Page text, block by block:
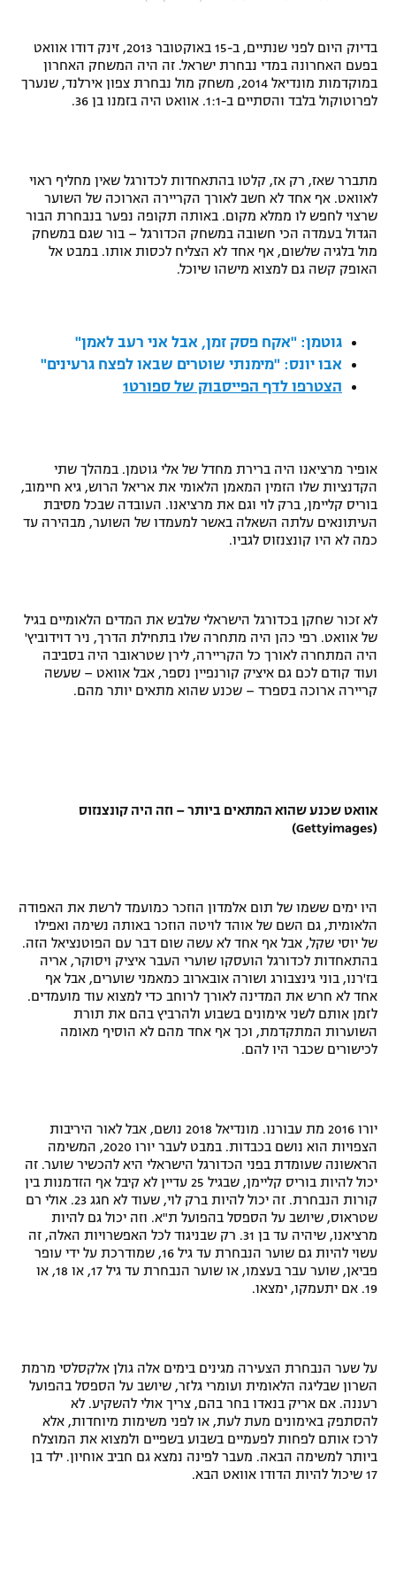
משתתפים וזוכים בפרסים
תקנון עבור פעילות אלקטרה
תקנון עבור פעילות ספורט 1 – "מרלן"
גיימינג E-Sports
תנאי שימוש
תקנון פעילות ספורט 1
לוח דרושים – ג'ובנט
תגיות
ספורט מוטורי
בייסבול MLB
ספורט אתגרי ואקסטרים
בדיוק היום לפני שנתיים, ב-15 באוקטובר 2013, זינק דודו אוואט
בפעם האחרונה במדי נבחרת ישראל. זה היה המשחק האחרון
במוקדמות מונדיאל 2014, משחק מול נבחרת צפון אירלנד, שנערך
לפרוטוקול בלבד והסתיים ב-1:1. אוואט היה בזמנו בן 36.
מתברר שאז, רק אז, קלטו בהתאחדות לכדורגל שאין מחליף ראוי
לאוואט. אף אחד לא חשב לאורך הקריירה הארוכה של השוער
שרצוי לחפש לו ממלא מקום. באותה תקופה נפער בנבחרת הבור
הגדול בעמדה הכי חשובה במשחק הכדורגל – בור שגם במשחק
מול בלגיה שלשום, אף אחד לא הצליח לכסות אותו. במבט אל
האופק קשה גם למצוא מישהו שיוכל.
גוטמן: "אקח פסק זמן, אבל אני רעב לאמן"
אבו יונס: "מימנתי שוטרים שבאו לפצח גרעינים"
הצטרפו לדף הפייסבוק של ספורט1
אופיר מרציאנו היה ברירת מחדל של אלי גוטמן. במהלך שתי
הקדנציות שלו הזמין המאמן הלאומי את אריאל הרוש, גיא חיימוב,
בוריס קליימן, ברק לוי וגם את מרציאנו. העובדה שבכל מסיבת
העיתונאים עלתה השאלה באשר למעמדו של השוער, מבהירה עד
כמה לא היו קונצנזוס לגביו.
לא זכור שחקן בכדורגל הישראלי שלבש את המדים הלאומיים בגיל
של אוואט. רפי כהן היה מתחרה שלו בתחילת הדרך, ניר דוידוביץ'
היה המתחרה לאורך כל הקריירה, לירן שטראובר היה בסביבה
ועוד קודם לכם גם איציק קורנפיין נספר, אבל אוואט – שעשה
קריירה ארוכה בספרד – שכנע שהוא מתאים יותר מהם.
אוואט שכנע שהוא המתאים ביותר – וזה היה קונצנזוס
(Gettyimages)
היו ימים ששמו של תום אלמדון הוזכר כמועמד לרשת את האפודה
הלאומית, גם השם של אוהד לויטה הוזכר באותה נשימה ואפילו
של יוסי שקל, אבל אף אחד לא עשה שום דבר עם הפוטנציאל הזה.
בהתאחדות לכדורגל הועסקו שוערי העבר איציק ויסוקר, אריה
בז'רנו, בוני גינצבורג ושורה אובארוב כמאמני שוערים, אבל אף
אחד לא חרש את המדינה לאורך לרוחב כדי למצוא עוד מועמדים.
לזמן אותם לשני אימונים בשבוע ולהרביץ בהם את תורת
השוערות המתקדמת, וכך אף אחד מהם לא הוסיף מאומה
לכישורים שכבר היו להם.
יורו 2016 מת עבורנו. מונדיאל 2018 נושם, אבל לאור היריבות
הצפויות הוא נושם בכבדות. במבט לעבר יורו 2020, המשימה
הראשונה שעומדת בפני הכדורגל הישראלי היא להכשיר שוער. זה
יכול להיות בוריס קליימן, שבגיל 25 עדיין לא קיבל אף הזדמנות בין
קורות הנבחרת. זה יכול להיות ברק לוי, שעוד לא חגג 23. אולי רם
שטראוס, שיושב על הספסל בהפועל ת"א. וזה יכול גם להיות
מרציאנו, שיהיה עד בן 31. רק שבניגוד לכל האפשרויות האלה, זה
עשוי להיות גם שוער הנבחרת עד גיל 16, שמודרכת על ידי עופר
פביאן, שוער עבר בעצמו, או שוער הנבחרת עד גיל 17, או 18, או
19. אם יתעמקו, ימצאו.
על שער הנבחרת הצעירה מגינים בימים אלה גולן אלקסלסי מרמת
השרון שבליגה הלאומית ועומרי גלזר, שיושב על הספסל בהפועל
רעננה. אם אריק בנאדו בחר בהם, צריך אולי להשקיע. לא
להסתפק באימונים מעת לעת, או לפני משימות מיוחדות, אלא
לרכז אותם לפחות לפעמיים בשבוע בשפיים ולמצוא את המוצלח
ביותר למשימה הבאה. מעבר לפינה נמצא גם חביב אוחיון. ילד בן
17 שיכול להיות הדודו אוואט הבא.